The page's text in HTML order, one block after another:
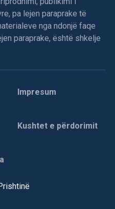
pa lejen paraprake të
nga ndonjë faqe
paraprake, është shkelje
Impresum
Kushtet e përdorimit